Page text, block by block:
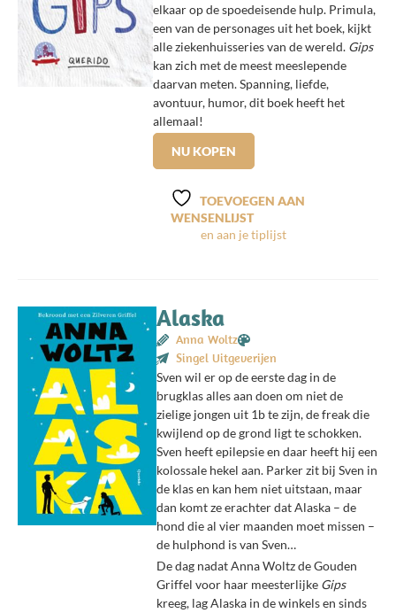
elkaar op de spoedeisende hulp. Primula,
een van de personages uit het boek, kijkt
alle ziekenhuisseries van de wereld. Gips
kan zich met de meest meeslepende
daarvan meten. Spanning, liefde,
avontuur, humor, dit boek heeft het
allemaal!
NU KOPEN
TOEVOEGEN AAN
WENSENLIJST
Alaska
Anna Woltz
Singel Uitgeverijen
Sven wil er op de eerste dag in de
brugklas alles aan doen om niet de
zielige jongen uit 1b te zijn, de freak die
kwijlend op de grond ligt te schokken.
Sven heeft epilepsie en daar heeft hij een
kolossale hekel aan. Parker zit bij Sven in
de klas en kan hem niet uitstaan, maar
dan komt ze erachter dat Alaska – de
hond die al vier maanden moet missen –
de hulphond is van Sven…
De dag nadat Anna Woltz de Gouden
Griffel voor haar meesterlijke Gips
kreeg, lag Alaska in de winkels en sinds